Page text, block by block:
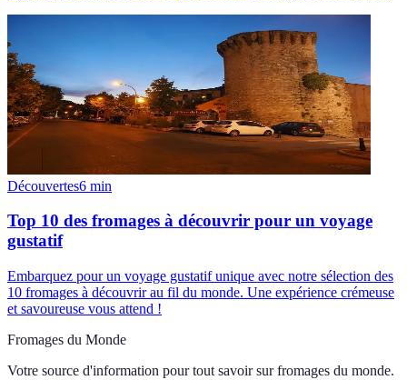
Découvertes6 min
Top 10 des fromages à découvrir pour un voyage
gustatif
Embarquez pour un voyage gustatif unique avec notre sélection des
10 fromages à découvrir au fil du monde. Une expérience crémeuse
et savoureuse vous attend !
Fromages du Monde
Votre source d'information pour tout savoir sur fromages du monde.